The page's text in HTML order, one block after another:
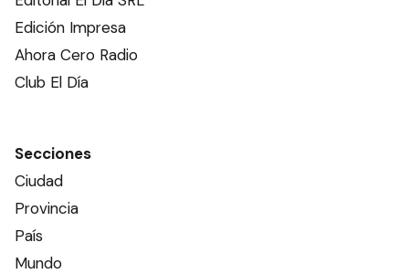
Edición Impresa
Ahora Cero Radio
Club El Día
Secciones
Ciudad
Provincia
País
Mundo